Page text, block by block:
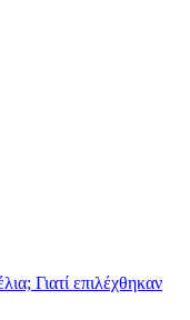
Γιατί επιλέχθηκαν